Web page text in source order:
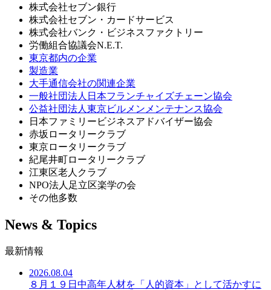
株式会社セブン銀行
株式会社セブン・カードサービス
株式会社バンク・ビジネスファクトリー
労働組合協議会N.E.T.
東京都内の企業
製造業
大手通信会社の関連企業
一般社団法人日本フランチャイズチェーン協会
公益社団法人東京ビルメンメンテナンス協会
日本ファミリービジネスアドバイザー協会
赤坂ロータリークラブ
東京ロータリークラブ
紀尾井町ロータリークラブ
江東区老人クラブ
NPO法人足立区楽学の会
その他多数
News & Topics
最新情報
2026.08.04
８月１９日中高年人材を「人的資本」として活かすに